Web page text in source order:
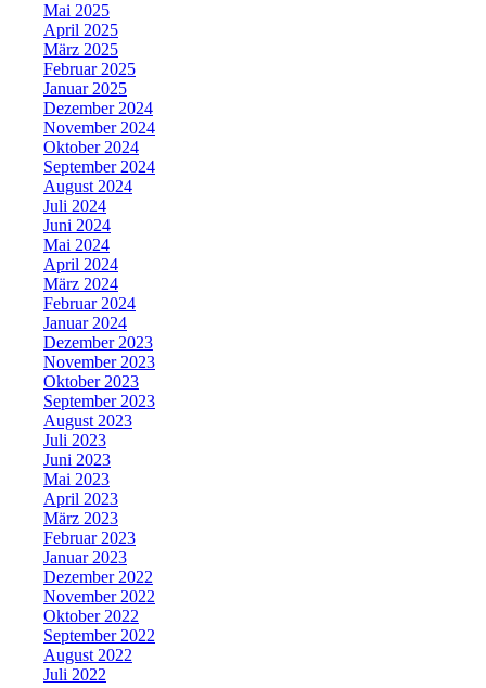
Mai 2025
April 2025
März 2025
Februar 2025
Januar 2025
Dezember 2024
November 2024
Oktober 2024
September 2024
August 2024
Juli 2024
Juni 2024
Mai 2024
April 2024
März 2024
Februar 2024
Januar 2024
Dezember 2023
November 2023
Oktober 2023
September 2023
August 2023
Juli 2023
Juni 2023
Mai 2023
April 2023
März 2023
Februar 2023
Januar 2023
Dezember 2022
November 2022
Oktober 2022
September 2022
August 2022
Juli 2022